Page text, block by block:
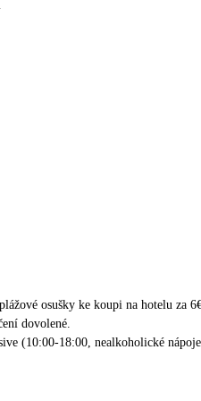
osušky ke koupi na hotelu za
dovolené.
(10:00-18:00, nealkoholické